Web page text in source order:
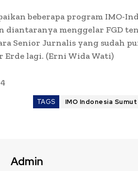
beberapa program IMO-
diantaranya menggelar FGD
Senior Jurnalis yang sudah
Erde lagi. (Erni Wida Wati)
TAGS IMO Indonesia Sumut
Admin